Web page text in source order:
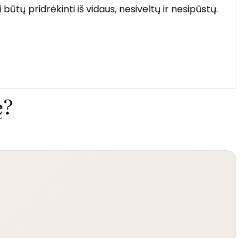
būtų pridrėkinti iš vidaus, nesiveltų ir nesipūstų.